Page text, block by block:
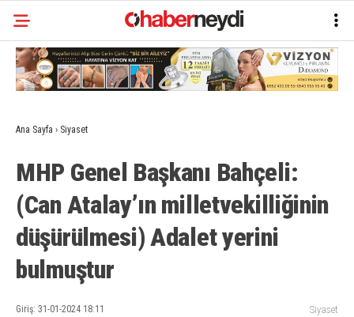
Ana Sayfa › Siyaset
MHP Genel Başkanı Bahçeli:
(Can Atalay’ın milletvekilliğinin
düşürülmesi) Adalet yerini
bulmuştur
Giriş: 31-01-2024 18:11
Siyaset